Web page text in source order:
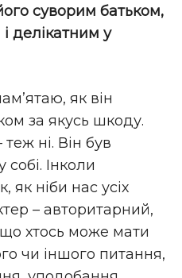
суворим батьком,
делікатним у
як він
за якусь шкоду.
ні. Він був
Інколи
як ніби нас усіх
– авторитарний,
хтось може мати
чи іншого питання,